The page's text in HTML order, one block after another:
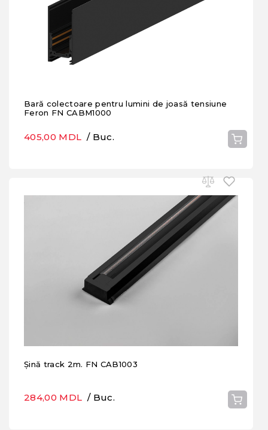
Bară colectoare pentru lumini de joasă tensiune
Feron FN CABM1000
405,00 MDL / Buc.
Șină track 2m. FN CAB1003
284,00 MDL / Buc.